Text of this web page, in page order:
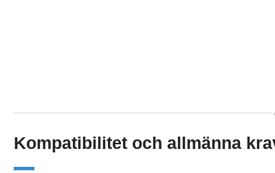
Kompatibilitet och allmänna